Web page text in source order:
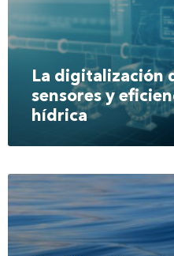
La digitalización
sensores y
hídrica